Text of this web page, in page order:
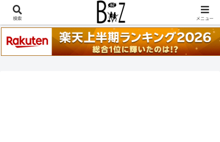
稲葉浩志『en-Zepp』『enⅣ』セトリ一覧はこちら
検索 メニュー